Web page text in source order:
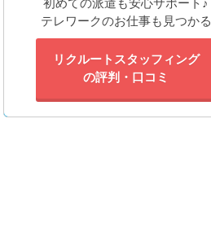
初めての派遣も安心サポート♪
テレワークのお仕事も見つかる
リクルートスタッフィング
の評判・口コミ